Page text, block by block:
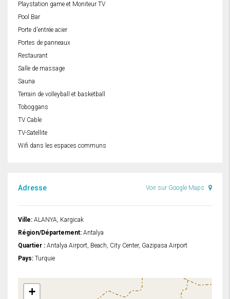
Playstation game et Moniteur TV
Pool Bar
Porte d'entrée acier
Portes de panneaux
Restaurant
Salle de massage
Sauna
Terrain de volleyball et basketball
Toboggans
TV Cable
TV-Satellite
Wifi dans les espaces communs
Adresse Voir sur Google Maps
Ville: ALANYA, Kargicak
Région/Département: Antalya
Quartier : Antalya Airport, Beach, City Center, Gazipasa Airport
Pays: Turquie
+